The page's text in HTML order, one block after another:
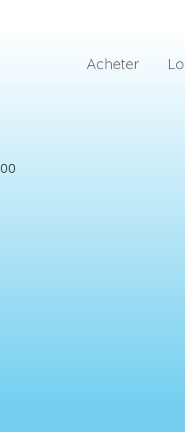
Acheter